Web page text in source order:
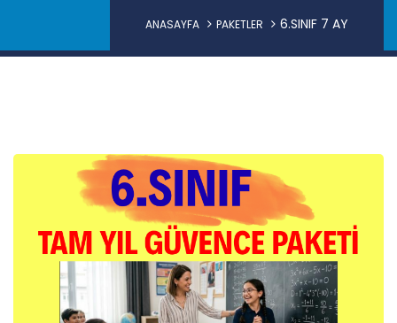
ANASAYFA PAKETLER 6.SINIF 7 AY